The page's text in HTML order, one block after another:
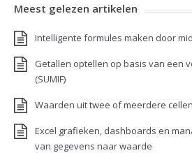
Meest gelezen artikelen
Intelligente formules maken door
Getallen optellen op basis van een
(SUMIF)
Waarden uit twee of meerdere
Excel grafieken, dashboards en
van gegevens naar waarde